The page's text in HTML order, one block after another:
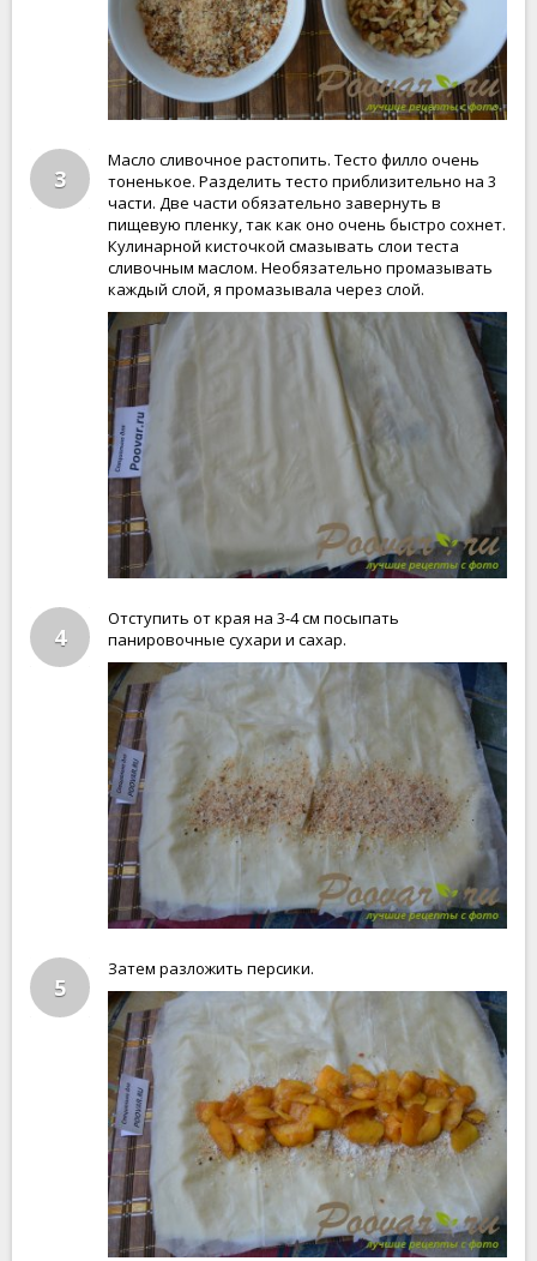
3
Масло сливочное растопить. Тесто филло очень
тоненькое. Разделить тесто приблизительно на 3
части. Две части обязательно завернуть в
пищевую пленку, так как оно очень быстро сохнет.
Кулинарной кисточкой смазывать слои теста
сливочным маслом. Необязательно промазывать
каждый слой, я промазывала через слой.
4
Отступить от края на 3-4 см посыпать
панировочные сухари и сахар.
5
Затем разложить персики.